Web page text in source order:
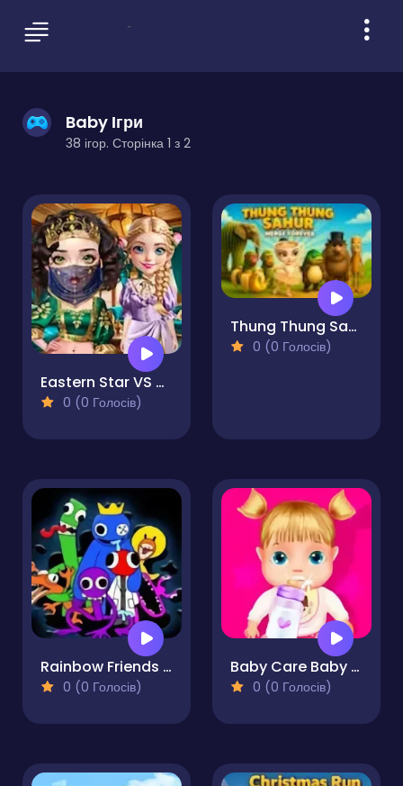
Baby Ігри
38 ігор. Сторінка 1 з 2
Eastern Star VS City Style Icon
0 (0 Голосів)
Thung Thung Sahur Merge Forever
0 (0 Голосів)
Rainbow Friends Sliding Puzzle
0 (0 Голосів)
Baby Care Baby Games
0 (0 Голосів)